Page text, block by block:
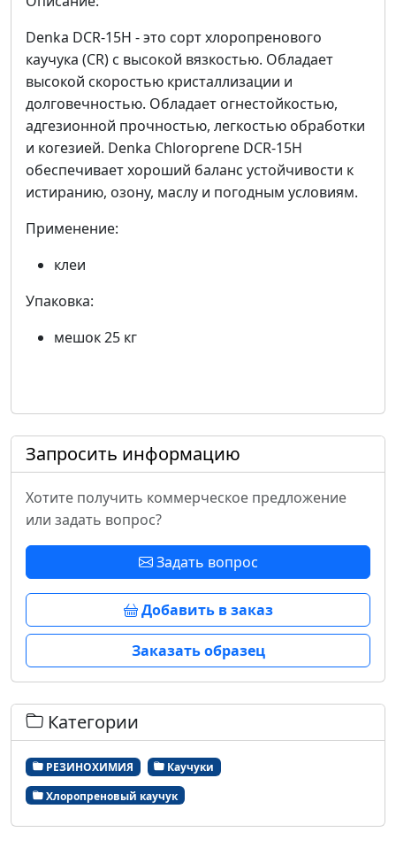
Denka DCR-15H - это сорт хлоропренового
каучука (CR) с высокой вязкостью. Обладает
высокой скоростью кристаллизации и
долговечностью. Обладает огнестойкостью,
адгезионной прочностью, легкостью обработки
и когезией. Denka Chloroprene DCR-15H
обеспечивает хороший баланс устойчивости к
истиранию, озону, маслу и погодным условиям.
Применение:
клеи
Упаковка:
мешок 25 кг
Запросить информацию
Хотите получить коммерческое предложение
или задать вопрос?
Задать вопрос
Добавить в заказ
Заказать образец
Категории
РЕЗИНОХИМИЯ
Каучуки
Хлоропреновый каучук